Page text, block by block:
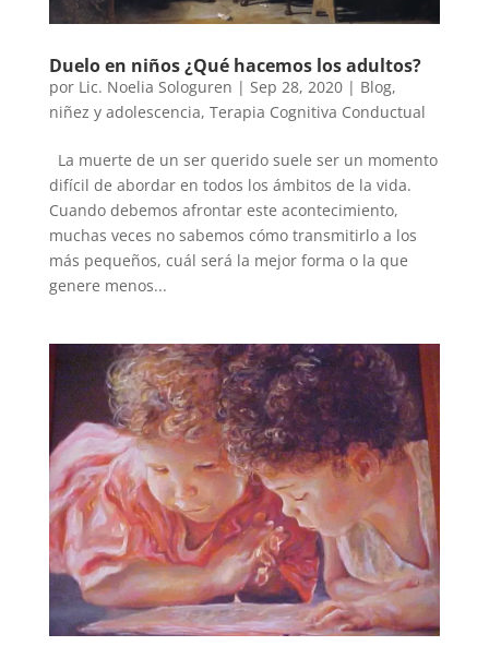
Duelo en niños ¿Qué hacemos los adultos?
por Lic. Noelia Sologuren | Sep 28, 2020| Blog,
niñez y adolescencia, Terapia Cognitiva Conductual
La muerte de un ser querido suele ser un momento
difícil de abordar en todos los ámbitos de la vida.
Cuando debemos afrontar este acontecimiento,
muchas veces no sabemos cómo transmitirlo a los
más pequeños, cuál será la mejor forma o la que
genere menos...